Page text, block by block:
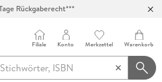
Rückgaberecht***
Filiale Konto Merkzettel Warenkorb